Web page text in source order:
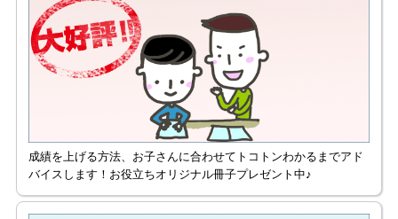
成績を上げる方法、お子さんに合わせてトコトンわかるまでアド
バイスします！お役立ちオリジナル冊子プレゼント中♪